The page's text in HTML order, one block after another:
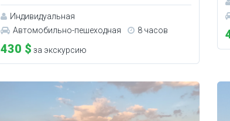
Индивидуальная
Автомобильно-пешеходная
8 часов
430 $ за экскурсию